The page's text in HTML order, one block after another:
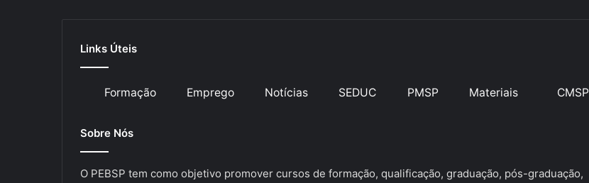
Links Úteis
Formação Emprego Notícias SEDUC PMSP Materiais CMSP
Sobre Nós
O PEBSP tem como objetivo promover cursos de formação, qualificação, graduação, pós-graduação,